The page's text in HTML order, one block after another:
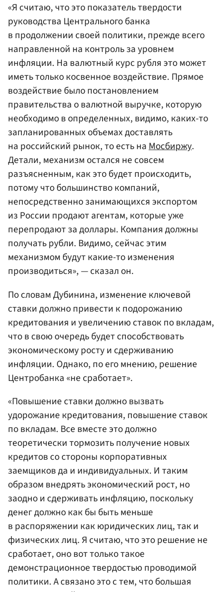
«Я считаю, что это показатель твердости
руководства Центрального банка
в продолжении своей политики, прежде всего
направленной на контроль за уровнем
инфляции. На валютный курс рубля это может
иметь только косвенное воздействие. Прямое
воздействие было постановлением
правительства о валютной выручке, которую
необходимо в определенных, видимо, каких-то
запланированных объемах доставлять
на российский рынок, то есть наМосбиржу.
Детали, механизм остался не совсем
разъясненным, как это будет происходить,
потому что большинство компаний,
непосредственно занимающихся экспортом
из России продают агентам, которые уже
перепродают за доллары. Компания должны
получать рубли. Видимо, сейчас этим
механизмом будут какие-то изменения
производиться», — сказал он.
По словам Дубинина, изменение ключевой
ставки должно привести к подорожанию
кредитования и увеличению ставок по вкладам,
что в свою очередь будет способствовать
экономическому росту и сдерживанию
инфляции. Однако, по его мнению, решение
Центробанка «не сработает».
«Повышение ставки должно вызвать
удорожание кредитования, повышение ставок
по вкладам. Все вместе это должно
теоретически тормозить получение новых
кредитов со стороны корпоративных
заемщиков да и индивидуальных. И таким
образом внедрять экономический рост, но
заодно и сдерживать инфляцию, поскольку
денег должно как бы быть меньше
в распоряжении как юридических лиц, так и
физических лиц. Я считаю, что это решение не
сработает, оно вот только такое
демонстрационное твердостью проводимой
политики. А связано это с тем, что большая